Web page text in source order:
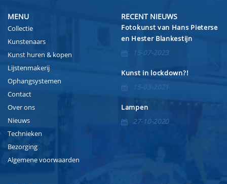
MENU
Collectie
Kunstenaars
Kunst huren & kopen
Lijstenmakerij
Ophangsystemen
Contact
Over ons
Nieuws
Technieken
Bezorging
Algemene voorwaarden
RECENT NIEUWS
Fotokunst van Hans Pieterse
en Hester Blankestijn
15-07-2023
Kunst in lockdown?!
15-03-2021
Lampen
27-10-2020